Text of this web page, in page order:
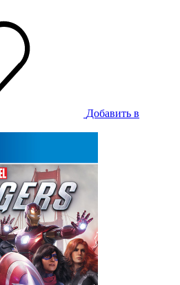
Добавить в